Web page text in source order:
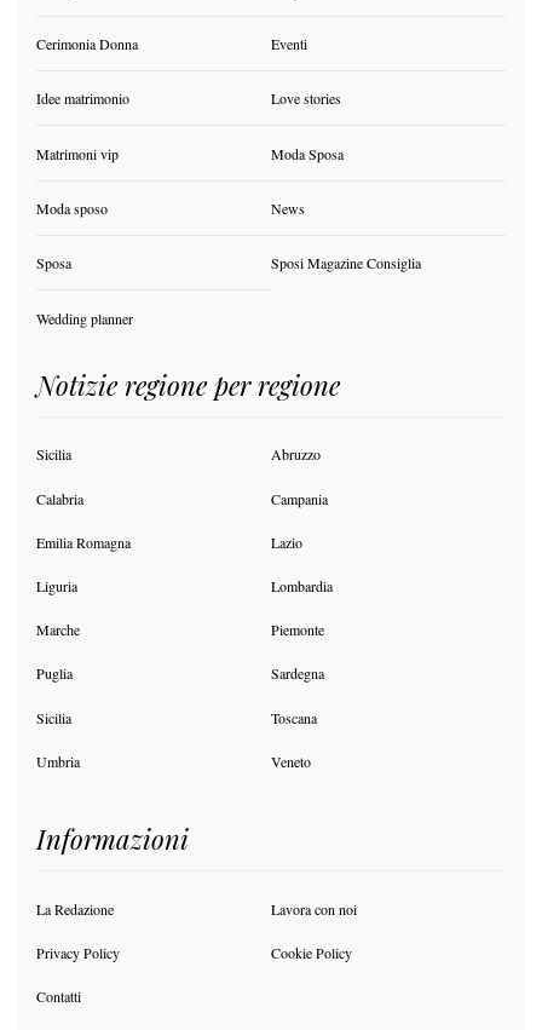
Cerimonia Donna Eventi
Idee matrimonio Love stories
Matrimoni vip Moda Sposa
Moda sposo News
Sposa Sposi Magazine Consiglia
Wedding planner
Notizie regione per regione
Sicilia Abruzzo
Calabria Campania
Emilia Romagna Lazio
Liguria Lombardia
Marche Piemonte
Puglia Sardegna
Sicilia Toscana
Umbria Veneto
Informazioni
La Redazione Lavora con noi
Privacy Policy Cookie Policy
Contatti